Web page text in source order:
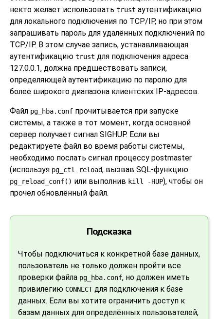
некто желает использовать trust аутентификацию
для локального подключения по TCP/IP, но при этом
запрашивать пароль для удалённых подключений по
TCP/IP. В этом случае запись, устанавливающая
аутентификацию trust для подключения адреса
127.0.0.1, должна предшествовать записи,
определяющей аутентификацию по паролю для
более широкого диапазона клиентских IP-адресов.
Файл pg_hba.conf прочитывается при запуске
системы, а также в тот момент, когда основной
сервер получает сигнал SIGHUP. Если вы
редактируете файл во время работы системы,
необходимо послать сигнал процессу postmaster
(используя pg_ctl reload, вызвав SQL-функцию
pg_reload_conf() или выполнив kill -HUP), чтобы он
прочел обновлённый файл.
Подсказка
Чтобы подключиться к конкретной базе данных,
пользователь не только должен пройти все
проверки файла pg_hba.conf, но должен иметь
привилегию CONNECTдля подключения к базе
данных. Если вы хотите ограничить доступ к
базам данных для определённых пользователей,